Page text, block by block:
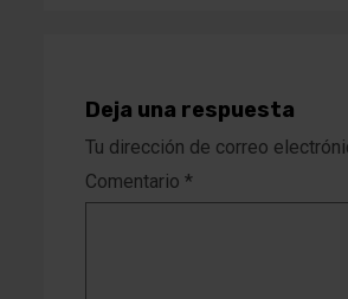
Deja una respuesta
Tu dirección de correo
Comentario *